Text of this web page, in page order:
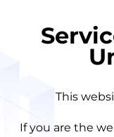
This
If you are the